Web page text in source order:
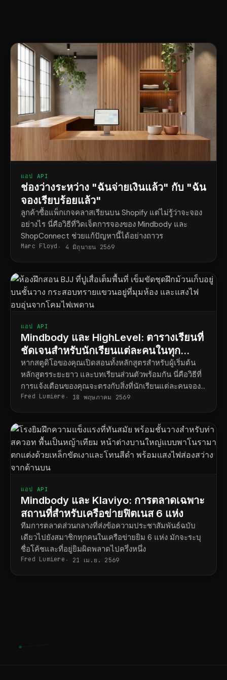
แอป API
ช่องว่างระหว่าง "ฉันจ่ายเงินแล้ว" กับ "ฉัน
จองเรียบร้อยแล้ว"
ลูกค้าซื้อแพ็กเกจคลาสเรียนบน Shopify แต่ไม่รู้ว่าจะจอง
อย่างไร นี่คือวิธีที่วิดเจ็ตการจองของ Mindbody และ
ShopConnect ช่วยแก้ปัญหานี้ได้อย่างถาวร
Marc Floyd 4 มิถุนายน 2569
แอป API
Mindbody และ HighLevel: ตารางเรียนที่
ชัดเจนสำหรับนักเรียนแต่ละคนในทุก
หลักสูตร
หากสตูดิโอของคุณเปิดสอนทั้งหลักสูตรสำหรับผู้เริ่มต้น
หลักสูตรระยะยาว และบทเรียนส่วนตัวพร้อมกัน นี่คือวิธีที่
การแจ้งเตือนของคุณจะตรงกับสิ่งที่นักเรียนแต่ละคนจอง
ไว้จริง
Fred Lumiere 18 พฤษภาคม 2569
แอป API
Mindbody และ Klaviyo: การตลาดเฉพาะ
สถานที่สำหรับเครือข่ายฟิตเนส 6 แห่ง
ทีมการตลาดส่วนกลางที่ส่งข้อความประชาสัมพันธ์ฉบับ
เดียวไปยังสมาชิกทุกคนในเครือข่ายยิม 6 แห่ง มักจะระบุ
ชื่อโค้ชและที่อยู่ยิมผิดพลาดไปครึ่งหนึ่ง
Fred Lumiere 21 เม.ย. 2569